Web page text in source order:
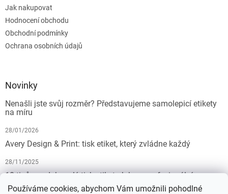
Používáme cookies, abychom Vám umožnili pohodlné
Jak nakupovat
Hodnocení obchodu
Obchodní podmínky
Ochrana osobních údajů
Novinky
Nenašli jste svůj rozměr? Představujeme samolepicí etikety
na míru
28/01/2026
Avery Design & Print: tisk etiket, který zvládne každý
28/11/2025
10 tipů pro dokonalý tisk etiket: Jak na profesionální
výsledek bez starostí